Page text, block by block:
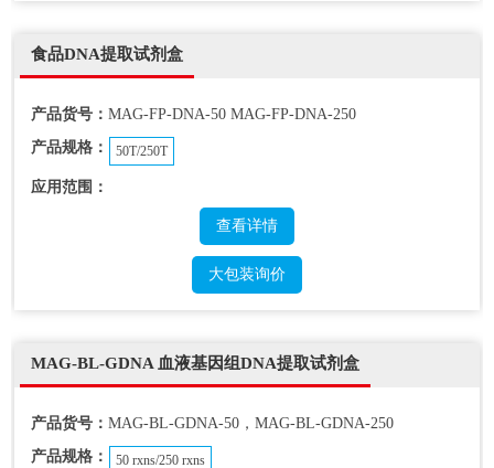
食品DNA提取试剂盒
产品货号： MAG-FP-DNA-50 MAG-FP-DNA-250
产品规格：
50T/250T
应用范围：
查看详情
大包装询价
MAG-BL-GDNA 血液基因组DNA提取试剂盒
产品货号： MAG-BL-GDNA-50，MAG-BL-GDNA-250
产品规格：
50 rxns/250 rxns